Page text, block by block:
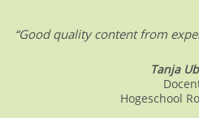
“Good quality content from
Tanja
Hogeschool